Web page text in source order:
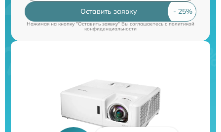
Оставить заявку
Нажимая на кнопку "Оставить заявку" Вы соглашаетесь cполитикой
конфиденциальности